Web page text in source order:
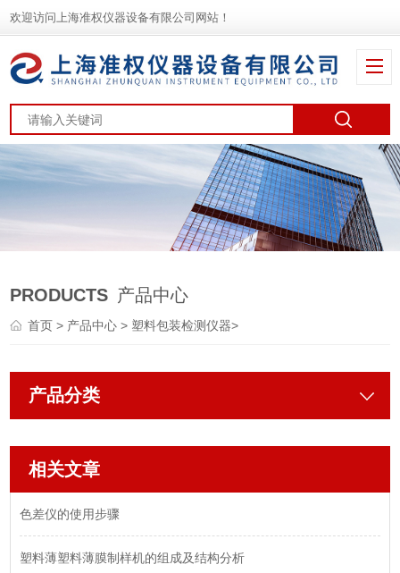
欢迎访问上海准权仪器设备有限公司网站！
PRODUCTS 产品中心
首页> 产品中心> 塑料包装检测仪器>
产品分类
相关文章
色差仪的使用步骤
塑料薄塑料薄膜制样机的组成及结构分析